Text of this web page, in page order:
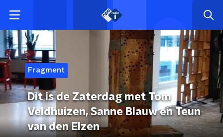
Fragment
Dit is de Zaterdag met Tom
Veldhuizen, Sanne Blauw en Teun
van den Elzen